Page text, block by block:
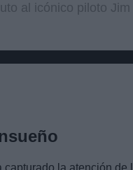
al icónico piloto
capturado la atención de